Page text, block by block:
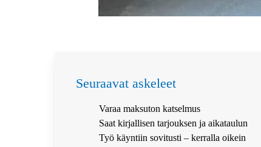
Seuraavat askeleet
Varaa maksuton katselmus
Saat kirjallisen tarjouksen ja aikataulun
Työ käyntiin sovitusti – kerralla oikein